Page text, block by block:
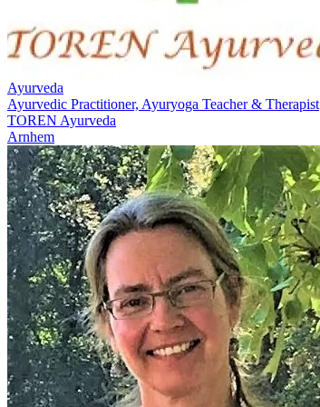
Ayurveda
Ayurvedic Practitioner, Ayuryoga Teacher & Therapist
TOREN Ayurveda
Arnhem